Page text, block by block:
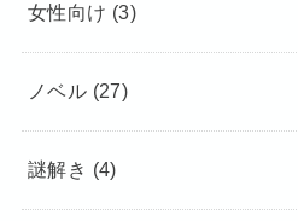
女性向け (3)
ノベル (27)
謎解き (4)